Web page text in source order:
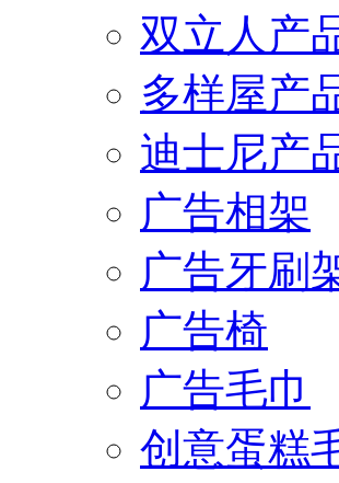
双立人产
多样屋产
迪士尼产
广告相架
广告牙刷
广告椅
广告毛巾
创意蛋糕